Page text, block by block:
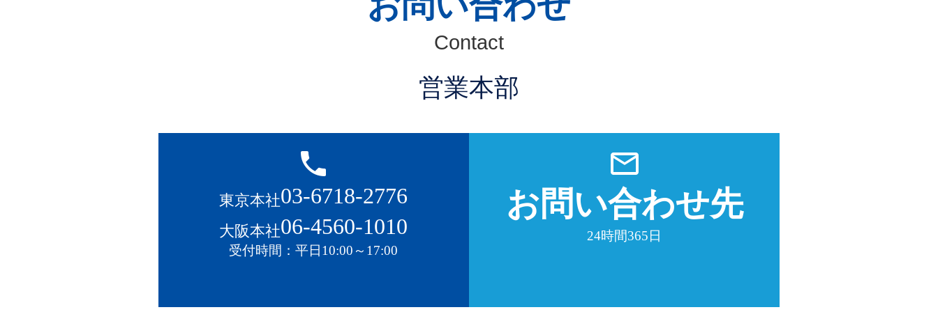
Contact
営業本部
local_phone
東京本社03-6718-2776
大阪本社06-4560-1010
受付時間：平日10:00～17:00
mail_outline
お問い合わせ先
24時間365日